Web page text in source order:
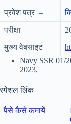
प्रवेश पत्र –
परीक्षा –
मुख्य वेबसाइट –
Navy SSR 01/
2023,
स्पेशल लिंक
पैसे कैसे कमायें